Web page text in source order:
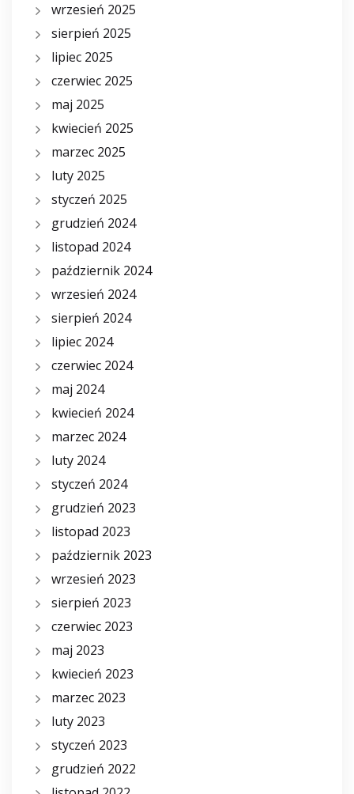
wrzesień 2025
sierpień 2025
lipiec 2025
czerwiec 2025
maj 2025
kwiecień 2025
marzec 2025
luty 2025
styczeń 2025
grudzień 2024
listopad 2024
październik 2024
wrzesień 2024
sierpień 2024
lipiec 2024
czerwiec 2024
maj 2024
kwiecień 2024
marzec 2024
luty 2024
styczeń 2024
grudzień 2023
listopad 2023
październik 2023
wrzesień 2023
sierpień 2023
czerwiec 2023
maj 2023
kwiecień 2023
marzec 2023
luty 2023
styczeń 2023
grudzień 2022